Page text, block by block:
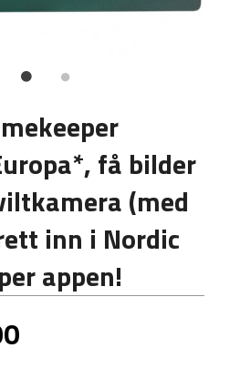
få bilder
(med
inn i Nordic
appen!